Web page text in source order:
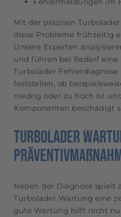
Mit der präzisen
diese Probleme frühzeitig
Unsere Experten
und führen bei Bedarf
Turbolader
feststellen, ob
niedrig oder zu hoch ist
Komponenten beschädigt
Turbolader
Neben der Diagnose spielt
Turbolader Wartung eine
gute Wartung hilft nicht